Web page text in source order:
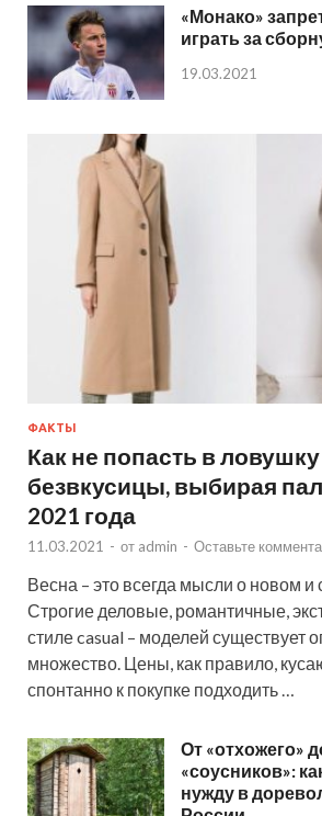
«Монако»
играть за
19.03.2021
ФАКТЫ
Как не попасть в ловушку
безвкусицы, выбирая
2021 года
11.03.2021 - от admin - Оставьте
Весна – это всегда мысли о новом и
Строгие деловые, романтичные,
стиле casual – моделей существует
множество. Цены, как правило,
спонтанно к покупке подходить …
От «отхожего»
«соусников»:
нужду в